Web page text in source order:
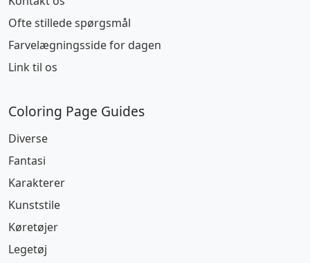
Ofte stillede spørgsmål
Farvelægningsside for dagen
Link til os
Coloring Page Guides
Diverse
Fantasi
Karakterer
Kunststile
Køretøjer
Legetøj